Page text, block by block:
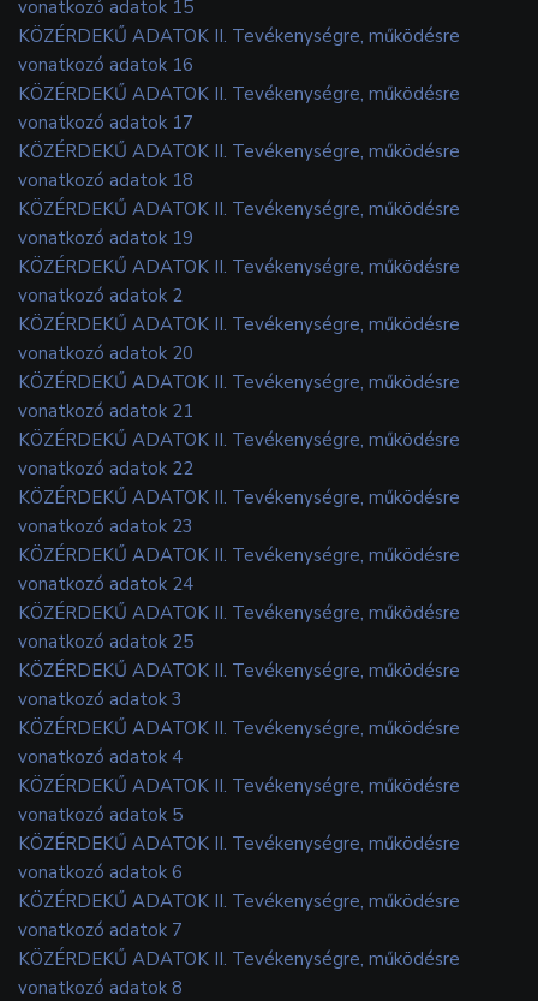
vonatkozó adatok 15
KÖZÉRDEKŰ ADATOK II. Tevékenységre, működésre
vonatkozó adatok 16
KÖZÉRDEKŰ ADATOK II. Tevékenységre, működésre
vonatkozó adatok 17
KÖZÉRDEKŰ ADATOK II. Tevékenységre, működésre
vonatkozó adatok 18
KÖZÉRDEKŰ ADATOK II. Tevékenységre, működésre
vonatkozó adatok 19
KÖZÉRDEKŰ ADATOK II. Tevékenységre, működésre
vonatkozó adatok 2
KÖZÉRDEKŰ ADATOK II. Tevékenységre, működésre
vonatkozó adatok 20
KÖZÉRDEKŰ ADATOK II. Tevékenységre, működésre
vonatkozó adatok 21
KÖZÉRDEKŰ ADATOK II. Tevékenységre, működésre
vonatkozó adatok 22
KÖZÉRDEKŰ ADATOK II. Tevékenységre, működésre
vonatkozó adatok 23
KÖZÉRDEKŰ ADATOK II. Tevékenységre, működésre
vonatkozó adatok 24
KÖZÉRDEKŰ ADATOK II. Tevékenységre, működésre
vonatkozó adatok 25
KÖZÉRDEKŰ ADATOK II. Tevékenységre, működésre
vonatkozó adatok 3
KÖZÉRDEKŰ ADATOK II. Tevékenységre, működésre
vonatkozó adatok 4
KÖZÉRDEKŰ ADATOK II. Tevékenységre, működésre
vonatkozó adatok 5
KÖZÉRDEKŰ ADATOK II. Tevékenységre, működésre
vonatkozó adatok 6
KÖZÉRDEKŰ ADATOK II. Tevékenységre, működésre
vonatkozó adatok 7
KÖZÉRDEKŰ ADATOK II. Tevékenységre, működésre
vonatkozó adatok 8